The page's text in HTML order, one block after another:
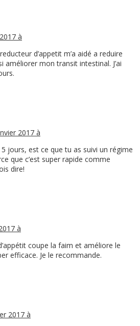
à
d’appetit m’a aidé a reduire
améliorer mon transit intestinal. J’ai
2017 à
jours, est ce que tu as suivi un régime
que c’est super rapide comme
dire!
à
coupe la faim et améliore le
efficace. Je le recommande.
2017 à